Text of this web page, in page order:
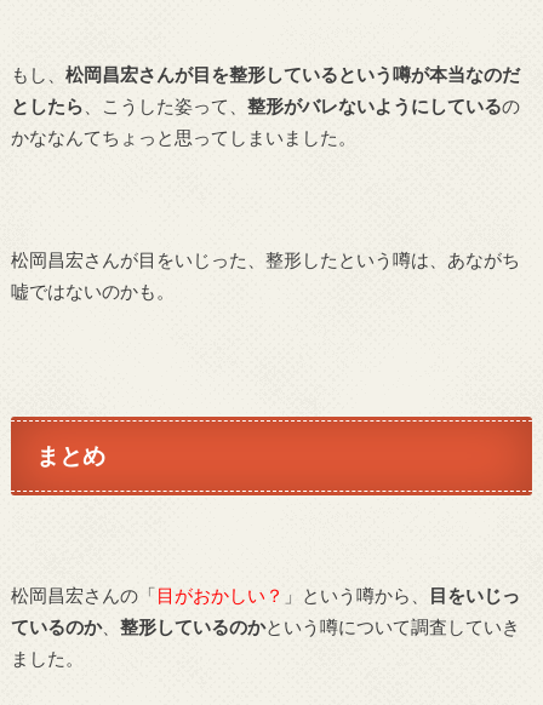
もし、 松岡昌宏さんが目を整形しているという噂が本当なのだ
としたら 、こうした姿って、 整形がバレないようにしているの
かななんてちょっと思ってしまいました。
松岡昌宏さんが目をいじった、整形したという噂は、あながち
嘘ではないのかも。
まとめ
松岡昌宏さんの「目がおかしい？ 」という噂から、
目をいじっ
ているのか、 整形しているのかという噂について調査していき
ました。